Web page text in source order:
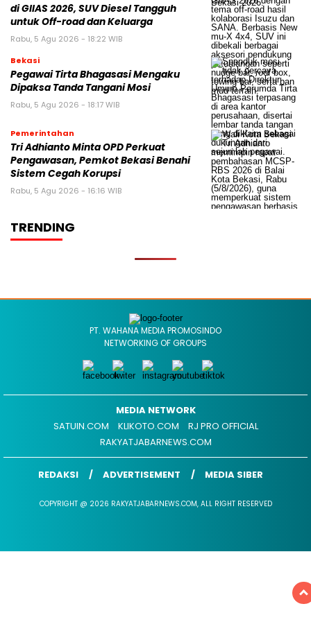
di GIIAS 2026, SUV Diesel Tangguh
untuk Off-road dan Keluarga
Rabu, 5 Agu 2026 - 18:22 WIB
Bekasi
Pegawai Tirta Bhagasasi Mengaku
Dipaksa Tanda Tangani Mosi
Rabu, 5 Agu 2026 - 18:17 WIB
Pemerintahan
Tri Adhianto Minta OPD Perkuat
Pengawasan, Pemkot Bekasi Benahi
Sistem Cegah Korupsi
Rabu, 5 Agu 2026 - 16:16 WIB
TRENDING
PT. WAHANA MEDIA PROMOSINDO
NETWORKING OF GROUPS
MEDIA NETWORK
SATUIN.COM
KLIKOTO.COM
RJ PRO OFFICIAL
RAKYATJABARNEWS.COM
REDAKSI ADVERTISEMENT MEDIA SIBER
COPYRIGHT @ 2026 RAKYATJABARNEWS.COM, ALL RIGHT RESERVED